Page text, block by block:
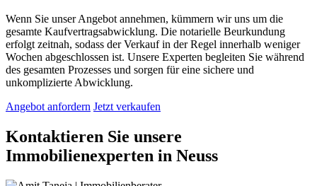
Wenn Sie unser Angebot annehmen, kümmern wir uns um die
gesamte Kaufvertragsabwicklung. Die notarielle Beurkundung
erfolgt zeitnah, sodass der Verkauf in der Regel innerhalb weniger
Wochen abgeschlossen ist. Unsere Experten begleiten Sie während
des gesamten Prozesses und sorgen für eine sichere und
unkomplizierte Abwicklung.
Angebot anfordern Jetzt verkaufen
Kontaktieren Sie unsere
Immobilienexperten in Neuss